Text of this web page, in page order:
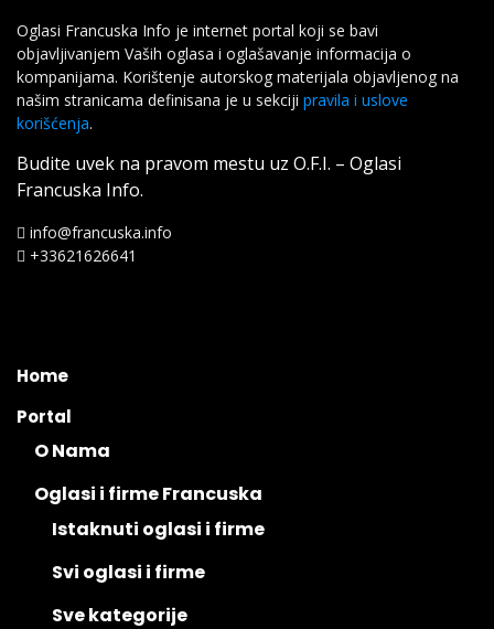
Oglasi Francuska Info je internet portal koji se bavi
objavljivanjem Vaših oglasa i oglašavanje informacija o
kompanijama. Korištenje autorskog materijala objavljenog na
našim stranicama definisana je u sekciji pravila i uslove
korišćenja.
Budite uvek na pravom mestu uz O.F.I. – Oglasi
Francuska Info.
info@francuska.info
+33621626641
Home
Portal
O Nama
Oglasi i firme Francuska
Istaknuti oglasi i firme
Svi oglasi i firme
Sve kategorije